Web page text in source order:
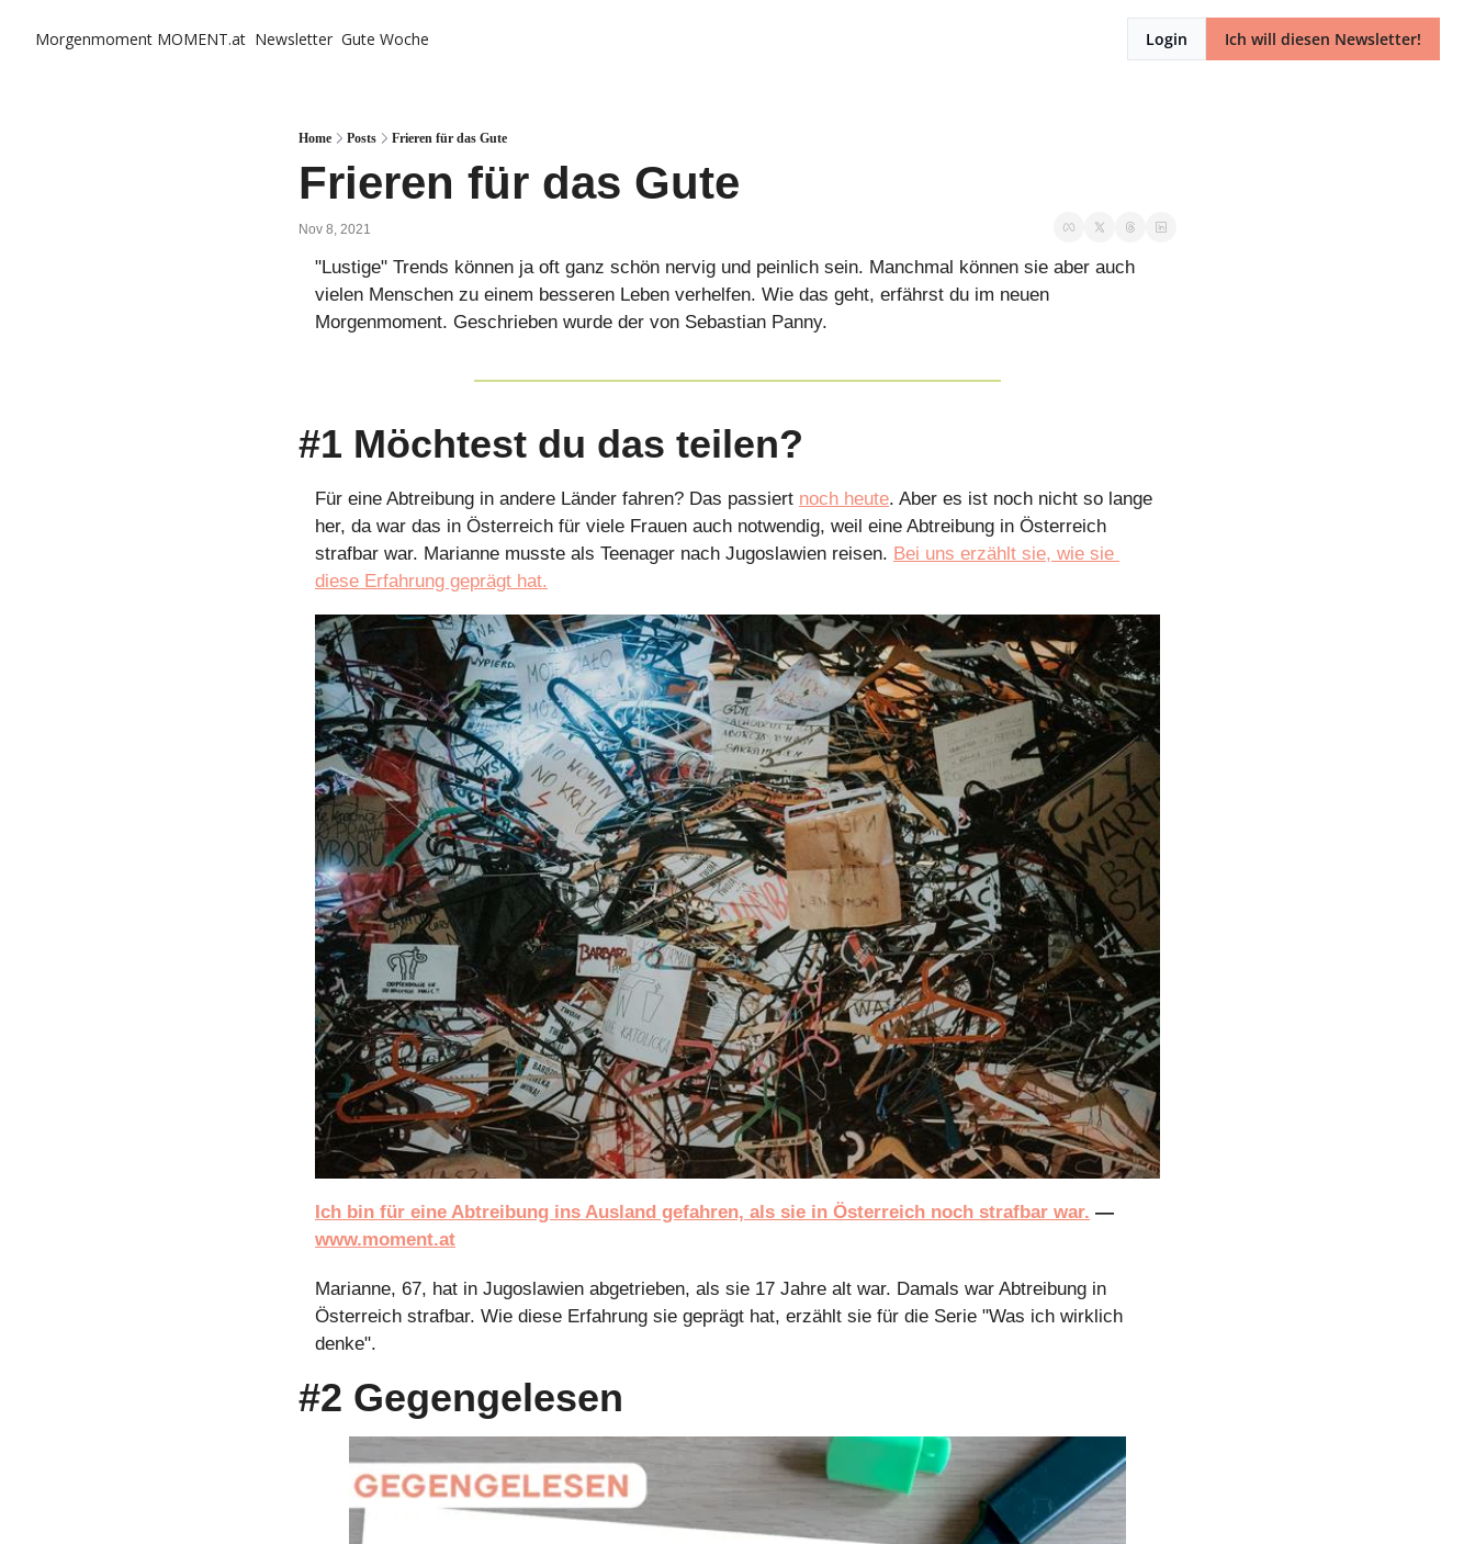
Morgenmoment MOMENT.at Newsletter Gute Woche Login Ich will diesen Newsletter!
Home Posts Frieren für das Gute
Frieren für das Gute
Nov 8, 2021
"Lustige" Trends können ja oft ganz schön nervig und peinlich sein. Manchmal können sie aber auch
vielen Menschen zu einem besseren Leben verhelfen. Wie das geht, erfährst du im neuen
Morgenmoment. Geschrieben wurde der von Sebastian Panny.
#1 Möchtest du das teilen?
Für eine Abtreibung in andere Länder fahren? Das passiert noch heute. Aber es ist noch nicht so lange
her, da war das in Österreich für viele Frauen auch notwendig, weil eine Abtreibung in Österreich
strafbar war. Marianne musste als Teenager nach Jugoslawien reisen. Bei uns erzählt sie, wie sie
diese Erfahrung geprägt hat.
Ich bin für eine Abtreibung ins Ausland gefahren, als sie in Österreich noch strafbar war.
www.moment.at
Marianne, 67, hat in Jugoslawien abgetrieben, als sie 17 Jahre alt war. Damals war Abtreibung in
Österreich strafbar. Wie diese Erfahrung sie geprägt hat, erzählt sie für die Serie "Was ich wirklich
denke".
#2 Gegengelesen